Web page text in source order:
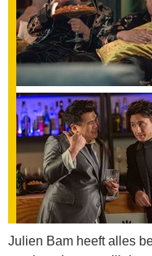
Julien Bam heeft alles